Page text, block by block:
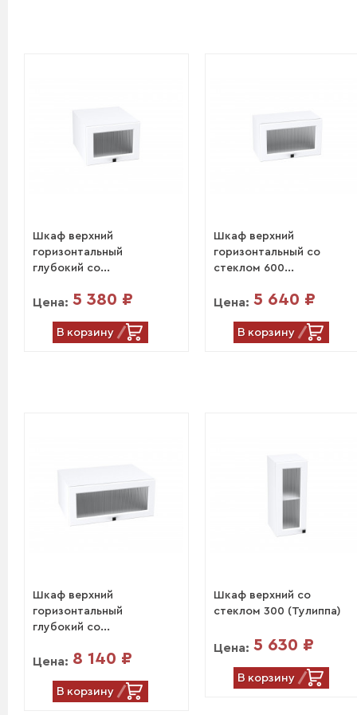
Шкаф верхний
горизонтальный
глубокий со...
Цена: 5 380 ₽
В корзину
Шкаф верхний
горизонтальный со
стеклом 600...
Цена: 5 640 ₽
В корзину
Шкаф верхний
горизонтальный
глубокий со...
Цена: 8 140 ₽
В корзину
Шкаф верхний со
стеклом 300 (Тулиппа)
Цена: 5 630 ₽
В корзину